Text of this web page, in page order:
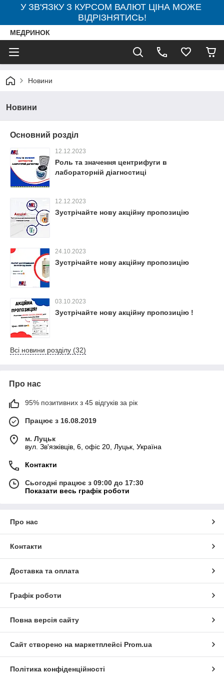
У ЗВ'ЯЗКУ З КУРСОМ ВАЛЮТ ЦІНА МОЖЕ
ВІДРІЗНЯТИСЬ!
МЕДРИНОК
Новини
Новини
Основний розділ
12.12.2023
Роль та значення центрифуги в
лабораторній діагностиці
12.12.2023
Зустрічайте нову акційну пропозицію
24.10.2023
Зустрічайте нову акційну пропозицію
03.10.2023
Зустрічайте нову акційну пропозицію !
Всі новини розділу (32)
Про нас
95% позитивних з 45 відгуків за рік
Працює з 16.08.2019
м. Луцьк
вул. Зв'язківців, 6, офіс 20, Луцьк, Україна
Контакти
Сьогодні працює з 09:00 до 17:30
Показати весь графік роботи
Про нас
Контакти
Доставка та оплата
Графік роботи
Повна версія сайту
Сайт створено на маркетплейсі Prom.ua
Політика конфіденційності